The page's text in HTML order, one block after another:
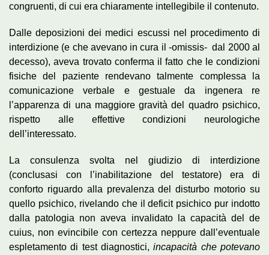
congruenti, di cui era chiaramente intellegibile il contenuto.
Dalle deposizioni dei medici escussi nel procedimento di
interdizione (e che avevano in cura il -omissis- dal 2000 al
decesso), aveva trovato conferma il fatto che le condizioni
fisiche del paziente rendevano talmente complessa la
comunicazione verbale e gestuale da ingenera re
l’apparenza di una maggiore gravità del quadro psichico,
rispetto alle effettive condizioni neurologiche
dell’interessato.
La consulenza svolta nel giudizio di interdizione
(conclusasi con l’inabilitazione del testatore) era di
conforto riguardo alla prevalenza del disturbo motorio su
quello psichico, rivelando che il deficit psichico pur indotto
dalla patologia non aveva invalidato la capacità del de
cuius, non evincibile con certezza neppure dall’eventuale
espletamento di test diagnostici,incapacità che potevano